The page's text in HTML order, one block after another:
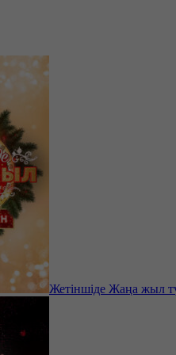
Жетіншіде Жаңа жыл